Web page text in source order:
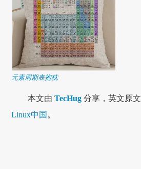
元素周期表抱枕
本文由TecHug 分享，英文原
Linux中国 。